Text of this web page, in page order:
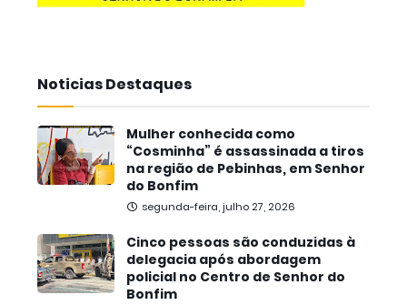
Noticias Destaques
Mulher conhecida como
“Cosminha” é assassinada a tiros
na região de Pebinhas, em Senhor
do Bonfim
segunda-feira, julho 27, 2026
Cinco pessoas são conduzidas à
delegacia após abordagem
policial no Centro de Senhor do
Bonfim